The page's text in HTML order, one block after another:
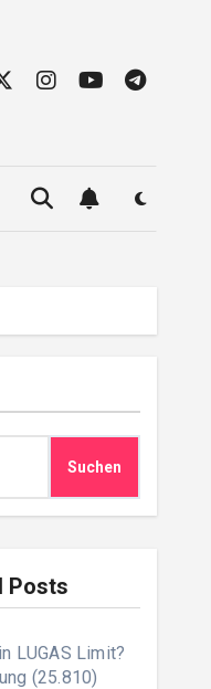
Suchen
Posts
LUGAS Limit?
(25.810)